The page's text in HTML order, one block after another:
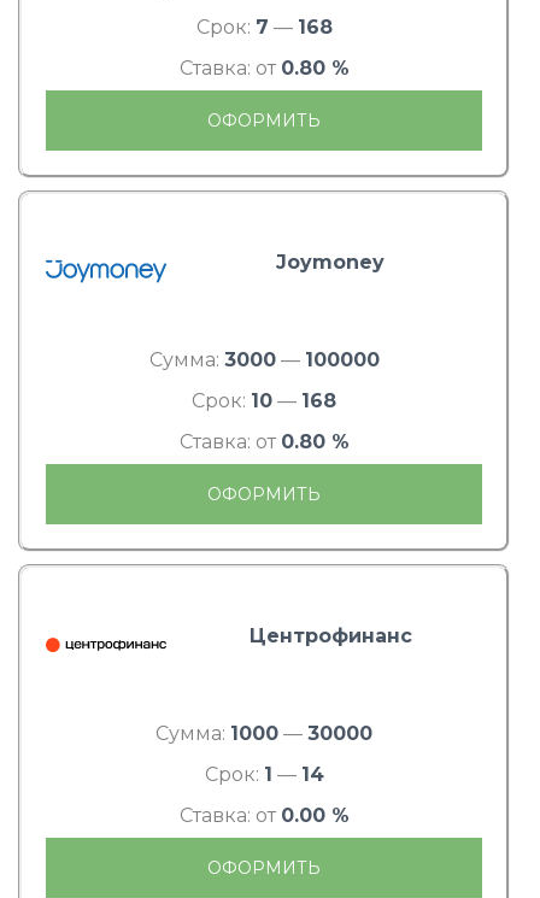
Срок: 7 — 168
Ставка: от 0.80 %
ОФОРМИТЬ
Joymoney
Сумма: 3000— 100000
Срок: 10 — 168
Ставка: от 0.80 %
ОФОРМИТЬ
Центрофинанс
Сумма: 1000 — 30000
Срок: 1 — 14
Ставка: от 0.00 %
ОФОРМИТЬ